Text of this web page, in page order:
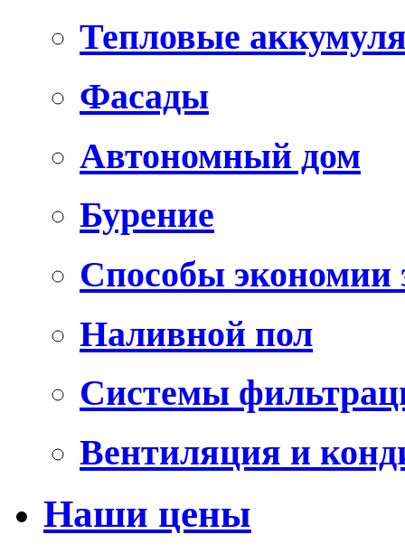
Тепловые
Фасады
Автономный дом
Бурение
Способы экономии
Наливной пол
Системы
Вентиляция и
Наши цены